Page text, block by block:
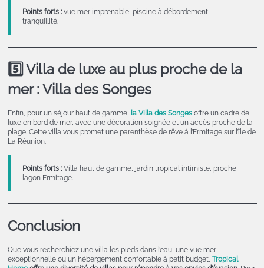
Points forts :vue mer imprenable, piscine à débordement,
tranquillité.
5️⃣ Villa de luxe au plus proche de la
mer : Villa des Songes
Enfin, pour un séjour haut de gamme, la Villa des Songesoffre un cadre de
luxe en bord de mer, avec une décoration soignée et un accès proche de la
plage. Cette villa vous promet une parenthèse de rêve à l’Ermitage sur l’île de
La Réunion.
Points forts :Villa haut de gamme, jardin tropical intimiste, proche
lagon Ermitage.
Conclusion
Que vous recherchiez une villa les pieds dans l’eau, une vue mer
exceptionnelle ou un hébergement confortable à petit budget, Tropical